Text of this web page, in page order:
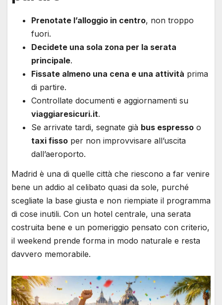
Prenotate l’alloggio in centro, non troppo
fuori.
Decidete una sola zona per la serata
principale.
Fissate almeno una cena e una attività prima
di partire.
Controllate documenti e aggiornamenti su
viaggiaresicuri.it.
Se arrivate tardi, segnate già bus espresso o
taxi fisso per non improvvisare all’uscita
dall’aeroporto.
Madrid è una di quelle città che riescono a far venire
bene un addio al celibato quasi da sole, purché
scegliate la base giusta e non riempiate il programma
di cose inutili. Con un hotel centrale, una serata
costruita bene e un pomeriggio pensato con criterio,
il weekend prende forma in modo naturale e resta
davvero memorabile.